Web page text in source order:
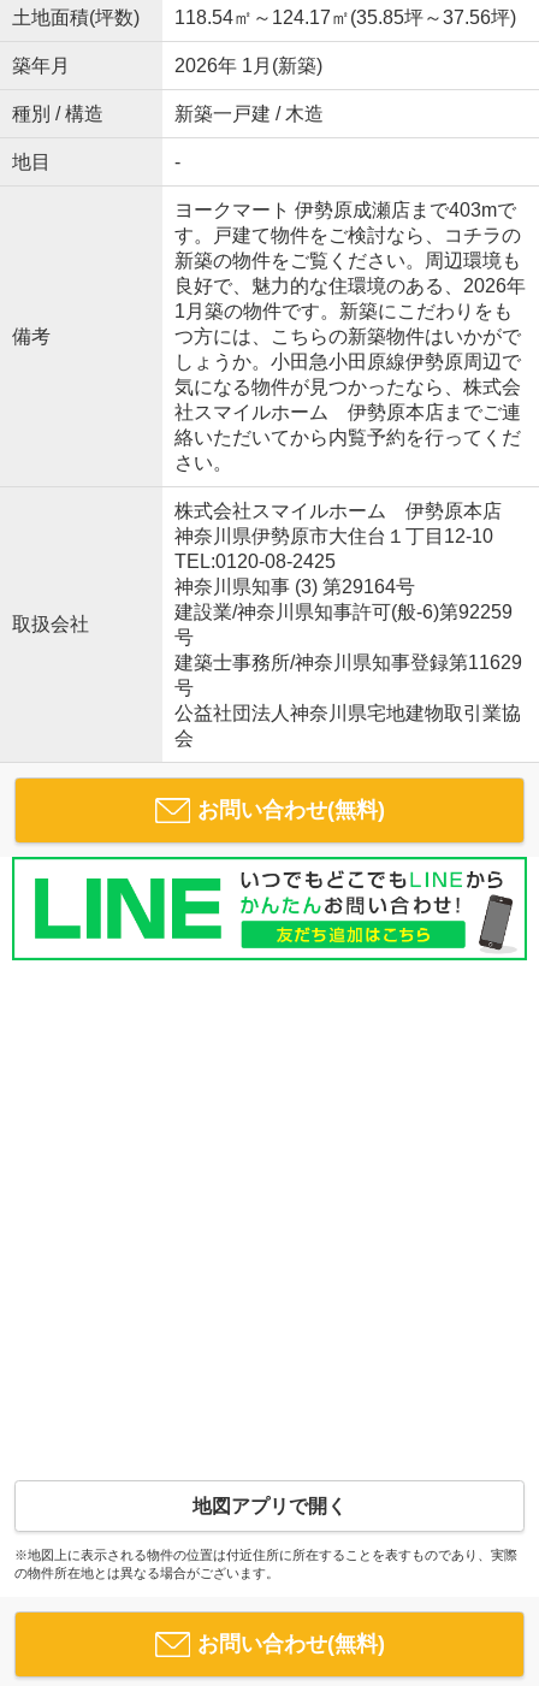
土地面積(坪数) 118.54㎡～124.17㎡(35.85坪～37.56坪)
築年月 2026年 1月(新築)
種別 / 構造 新築一戸建 / 木造
地目 -
備考
ヨークマート 伊勢原成瀬店まで403mで
す。戸建て物件をご検討なら、コチラの
新築の物件をご覧ください。周辺環境も
良好で、魅力的な住環境のある、2026年
1月築の物件です。新築にこだわりをも
つ方には、こちらの新築物件はいかがで
しょうか。小田急小田原線伊勢原周辺で
気になる物件が見つかったなら、株式会
社スマイルホーム 伊勢原本店までご連
絡いただいてから内覧予約を行ってくだ
さい。
取扱会社
株式会社スマイルホーム 伊勢原本店
神奈川県伊勢原市大住台１丁目12-10
TEL:0120-08-2425
神奈川県知事 (3) 第29164号
建設業/神奈川県知事許可(般-6)第92259
号
建築士事務所/神奈川県知事登録第11629
号
公益社団法人神奈川県宅地建物取引業協
会
お問い合わせ(無料)
地図アプリで開く
※地図上に表示される物件の位置は付近住所に所在することを表すものであり、実際
の物件所在地とは異なる場合がございます。
お問い合わせ(無料)